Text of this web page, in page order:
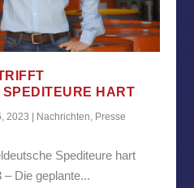
HART
2023 Nachrichten, Presse
Spediteure hart
– Die geplante...